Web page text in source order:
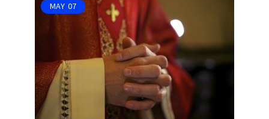
MAY 07